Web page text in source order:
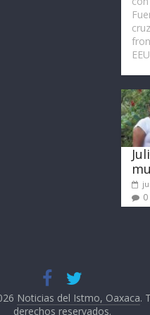
0
Noticias del Istmo, Oaxaca.
derechos reservados.